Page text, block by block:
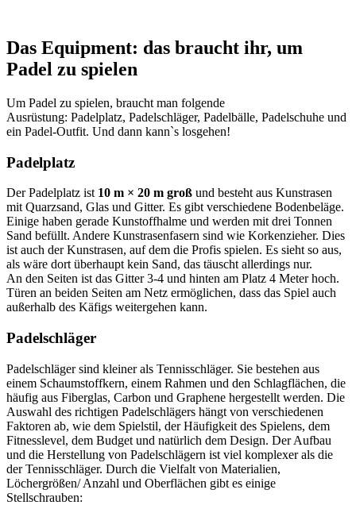
Das Equipment: das braucht ihr, um
Padel zu spielen
Um Padel zu spielen, braucht man folgende
Ausrüstung: Padelplatz, Padelschläger, Padelbälle, Padelschuhe und
ein Padel-Outfit. Und dann kann`s losgehen!
Padelplatz
Der Padelplatz ist 10 m × 20 m groß und besteht aus Kunstrasen
mit Quarzsand, Glas und Gitter. Es gibt verschiedene Bodenbeläge.
Einige haben gerade Kunstoffhalme und werden mit drei Tonnen
Sand befüllt. Andere Kunstrasenfasern sind wie Korkenzieher. Dies
ist auch der Kunstrasen, auf dem die Profis spielen. Es sieht so aus,
als wäre dort überhaupt kein Sand, das täuscht allerdings nur.
An den Seiten ist das Gitter 3-4 und hinten am Platz 4 Meter hoch.
Türen an beiden Seiten am Netz ermöglichen, dass das Spiel auch
außerhalb des Käfigs weitergehen kann.
Padelschläger
Padelschläger sind kleiner als Tennisschläger. Sie bestehen aus
einem Schaumstoffkern, einem Rahmen und den Schlagflächen, die
häufig aus Fiberglas, Carbon und Graphene hergestellt werden. Die
Auswahl des richtigen Padelschlägers hängt von verschiedenen
Faktoren ab, wie dem Spielstil, der Häufigkeit des Spielens, dem
Fitnesslevel, dem Budget und natürlich dem Design. Der Aufbau
und die Herstellung von Padelschlägern ist viel komplexer als die
der Tennisschläger. Durch die Vielfalt von Materialien,
Löchergrößen/ Anzahl und Oberflächen gibt es einige
Stellschrauben: